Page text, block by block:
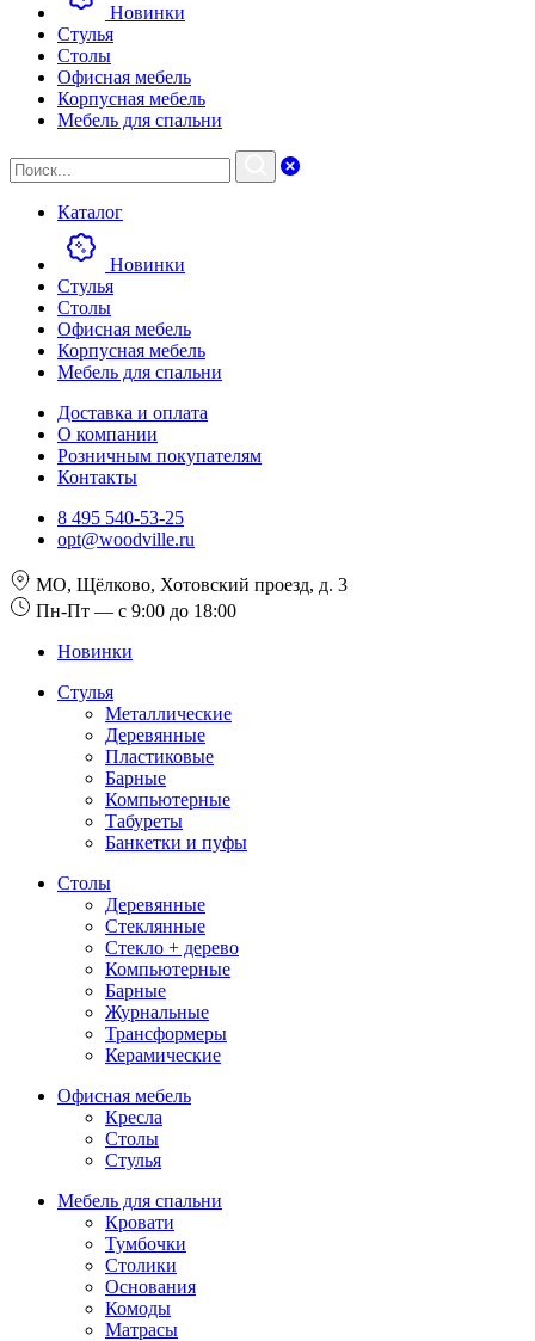
Новинки
Стулья
Столы
Офисная мебель
Корпусная мебель
Мебель для спальни
Каталог
Новинки
Стулья
Столы
Офисная мебель
Корпусная мебель
Мебель для спальни
Доставка и оплата
О компании
Розничным покупателям
Контакты
8 495 540-53-25
opt@woodville.ru
МО, Щёлково, Хотовский проезд, д. 3
Пн-Пт — с 9:00 до 18:00
Новинки
Стулья
Металлические
Деревянные
Пластиковые
Барные
Компьютерные
Табуреты
Банкетки и пуфы
Столы
Деревянные
Стеклянные
Стекло + дерево
Компьютерные
Барные
Журнальные
Трансформеры
Керамические
Офисная мебель
Кресла
Столы
Стулья
Мебель для спальни
Кровати
Тумбочки
Столики
Основания
Комоды
Матрасы